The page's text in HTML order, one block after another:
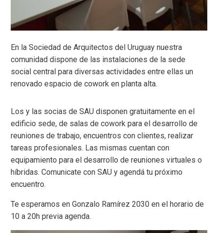
En la Sociedad de Arquitectos del Uruguay nuestra
comunidad dispone de las instalaciones de la sede
social central para diversas actividades entre ellas un
renovado espacio de cowork en planta alta.
Los y las socias de SAU disponen gratuitamente en el
edificio sede, de salas de cowork para el desarrollo de
reuniones de trabajo, encuentros con clientes, realizar
tareas profesionales. Las mismas cuentan con
equipamiento para el desarrollo de reuniones virtuales o
híbridas. Comunicate con SAU y agendá tu próximo
encuentro.
Te esperamos en Gonzalo Ramírez 2030 en el horario de
10 a 20h previa agenda.